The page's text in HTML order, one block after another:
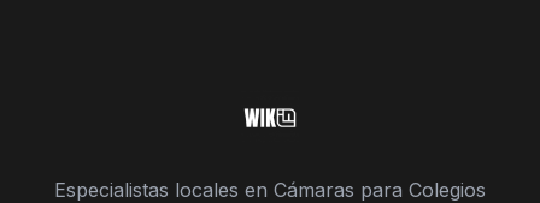
Especialistas locales en Cámaras para Colegios